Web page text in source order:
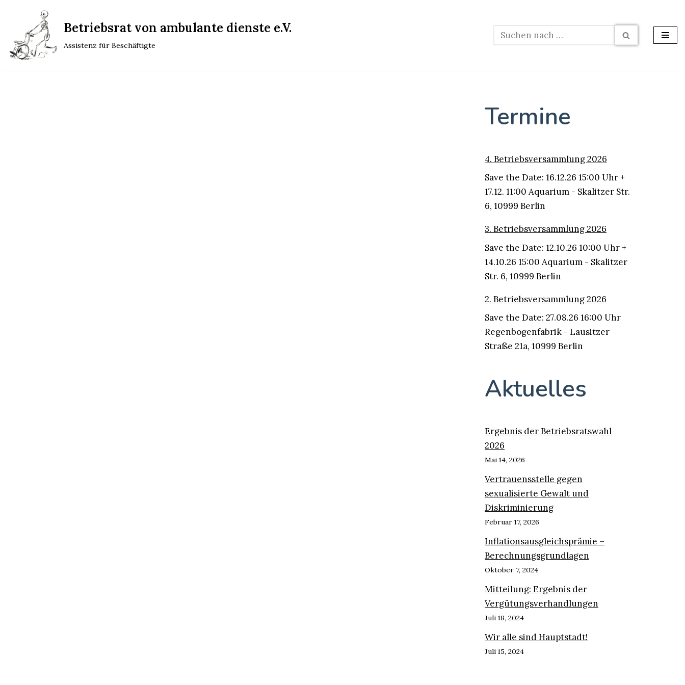
Inhalt
springen
Betriebsrat von ambulante dienste e.V.
Assistenz für Beschäftigte
Termine
4. Betriebsversammlung 2026
Save the Date: 16.12.26 15:00 Uhr +
17.12. 11:00 Aquarium - Skalitzer Str.
6, 10999 Berlin
3. Betriebsversammlung 2026
Save the Date: 12.10.26 10:00 Uhr +
14.10.26 15:00 Aquarium - Skalitzer
Str. 6, 10999 Berlin
2. Betriebsversammlung 2026
Save the Date: 27.08.26 16:00 Uhr
Regenbogenfabrik - Lausitzer
Straße 21a, 10999 Berlin
Aktuelles
Ergebnis der Betriebsratswahl
2026
Mai 14, 2026
Vertrauensstelle gegen
sexualisierte Gewalt und
Diskriminierung
Februar 17, 2026
Inflationsausgleichsprämie –
Berechnungsgrundlagen
Oktober 7, 2024
Mitteilung: Ergebnis der
Vergütungsverhandlungen
Juli 18, 2024
Wir alle sind Hauptstadt!
Juli 15, 2024